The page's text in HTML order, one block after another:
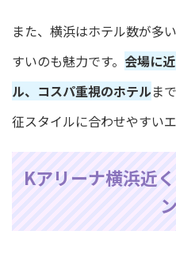
また、横浜はホテル数が多
すいのも魅力です。 会場に
ル、コスパ重視のホテルま
征スタイルに合わせやすい
Kアリーナ横浜近